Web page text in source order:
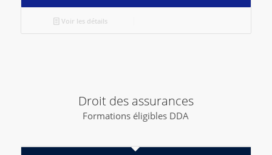
Voir les détails
Droit des assurances
Formations éligibles DDA